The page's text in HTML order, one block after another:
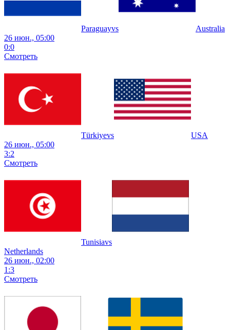
Paraguayvs
Australia
26 июн., 05:00
0:0
Смотреть
Türkiyevs
USA
26 июн., 05:00
3:2
Смотреть
Tunisiavs
Netherlands
26 июн., 02:00
1:3
Смотреть